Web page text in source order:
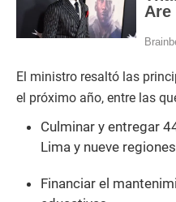
El ministro resaltó las
el próximo año, entre las
Culminar y entregar
Lima y nueve
Financiar el